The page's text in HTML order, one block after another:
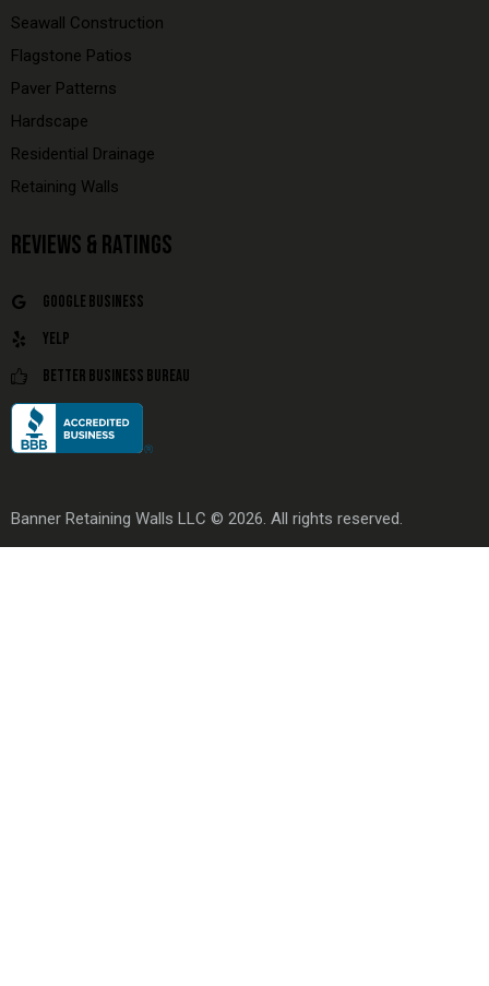
Seawall Construction
Flagstone Patios
Paver Patterns
Hardscape
Residential Drainage
Retaining Walls
REVIEWS & RATINGS
Google Business
Yelp
Better Business Bureau
Banner Retaining Walls LLC © 2026. All rights reserved.